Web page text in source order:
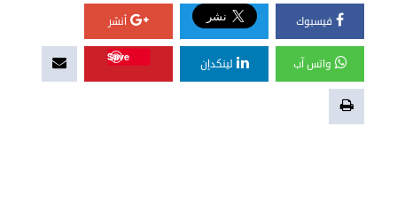
فيسبوك أنشر
واتس آب لينكدإن
Save